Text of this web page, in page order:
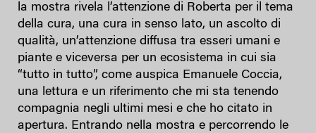
la mostra rivela l’attenzione di Roberta per il tema
della cura, una cura in senso lato, un ascolto di
qualità, un’attenzione diffusa tra esseri umani e
piante e viceversa per un ecosistema in cui sia
“tutto in tutto”, come auspica Emanuele Coccia,
una lettura e un riferimento che mi sta tenendo
compagnia negli ultimi mesi e che ho citato in
apertura. Entrando nella mostra e percorrendo le